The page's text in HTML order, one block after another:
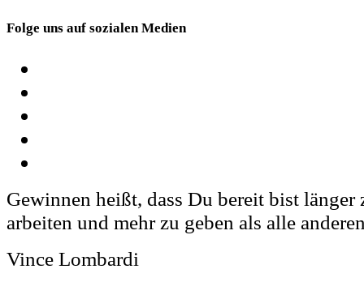
Folge uns auf sozialen Medien
Gewinnen heißt, dass Du bereit bist länger
arbeiten und mehr zu geben als alle
Vince Lombardi